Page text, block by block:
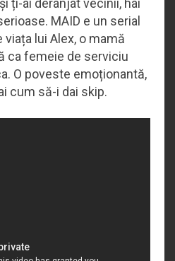
MAID e un serial
lui Alex, o mamă
ca femeie de serviciu
O poveste emoționantă,
cum să-i dai skip.